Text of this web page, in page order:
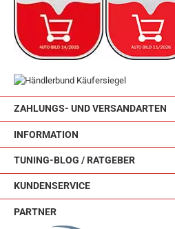
ZAHLUNGS- UND VERSANDARTEN
INFORMATION
TUNING-BLOG / RATGEBER
KUNDENSERVICE
PARTNER